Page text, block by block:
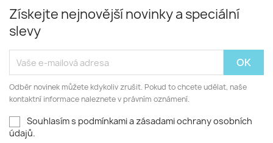
Získejte nejnovější novinky a speciální
slevy
Odběr novinek můžete kdykoliv zrušit. Pokud to chcete udělat, naše
kontaktní informace naleznete v právním oznámení.
Souhlasím s podmínkami a zásadami ochrany osobních
údajů.